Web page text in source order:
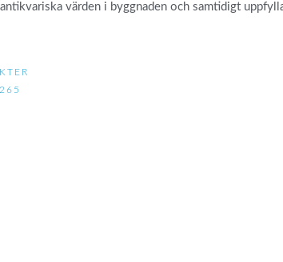
värden i byggnaden och samtidigt